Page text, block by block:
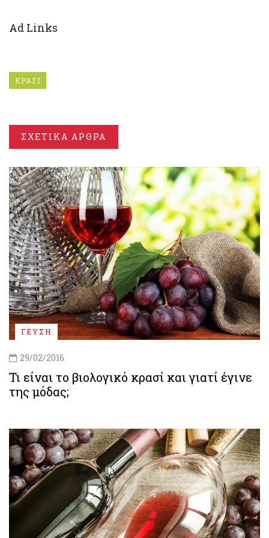
Ad Links
ΚΡΑΣΙ
ΣΧΕΤΙΚΑ ΑΡΘΡΑ
ΓΕΥΣΗ
29/02/2016
Τι είναι το βιολογικό κρασί και γιατί έγινε
της μόδας;